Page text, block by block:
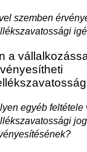
szemben
a
egyéb feltétele